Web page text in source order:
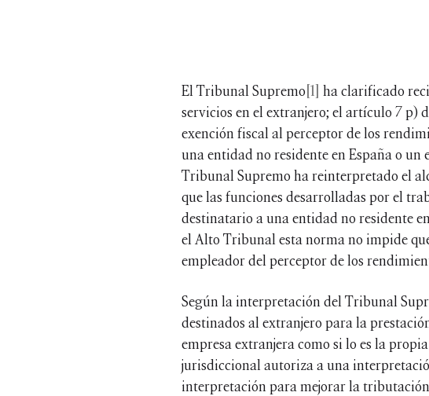
El Tribunal Supremo[1] ha clarificado
servicios en el extranjero; el artículo 7 p)
exención fiscal al perceptor de los
una entidad no residente en España o
Tribunal Supremo ha reinterpretado el
que las funciones desarrolladas por el
destinatario a una entidad no residente
el Alto Tribunal esta norma no impide
empleador del perceptor de los
Según la interpretación del Tribunal
destinados al extranjero para la
empresa extranjera como si lo es la
jurisdiccional autoriza a una
interpretación para mejorar la tributación